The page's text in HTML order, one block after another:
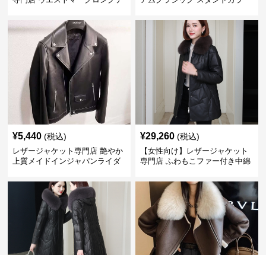
¥5,440 (税込)
レザージャケット専門店 艶やか
上質メイドインジャパンライダ
¥29,260 (税込)
【女性向け】レザージャケット
専門店 ふわもこファー付き中綿